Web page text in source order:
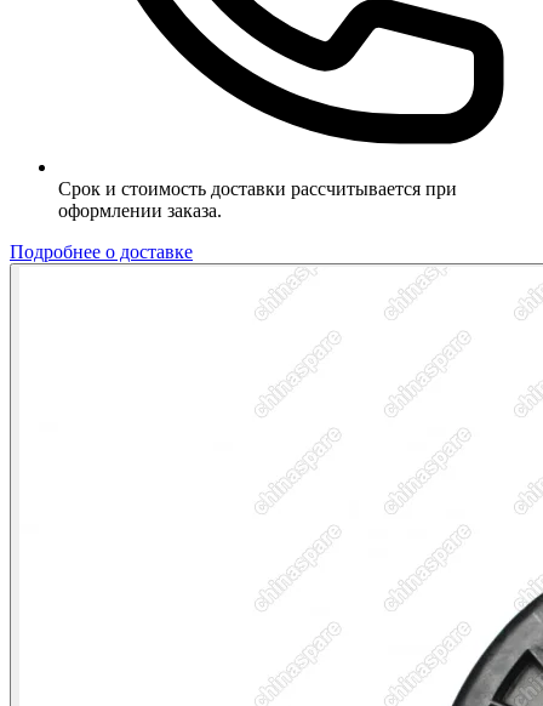
Срок и стоимость доставки рассчитывается при
оформлении заказа.
Подробнее о доставке